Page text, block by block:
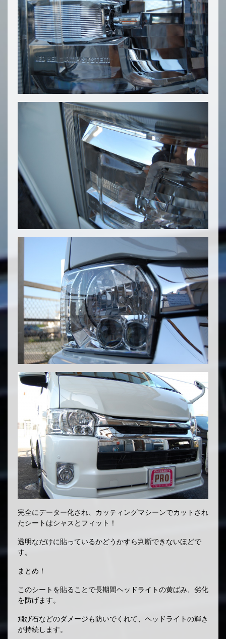
完全にデーター化され、カッティングマシーンでカットされ
たシートはシャスとフィット！
透明なだけに貼っているかどうかすら判断できないほどで
す。
まとめ！
このシートを貼ることで長期間ヘッドライトの黄ばみ、劣化
を防げます。
飛び石などのダメージも防いでくれて、ヘッドライトの輝き
が持続します。